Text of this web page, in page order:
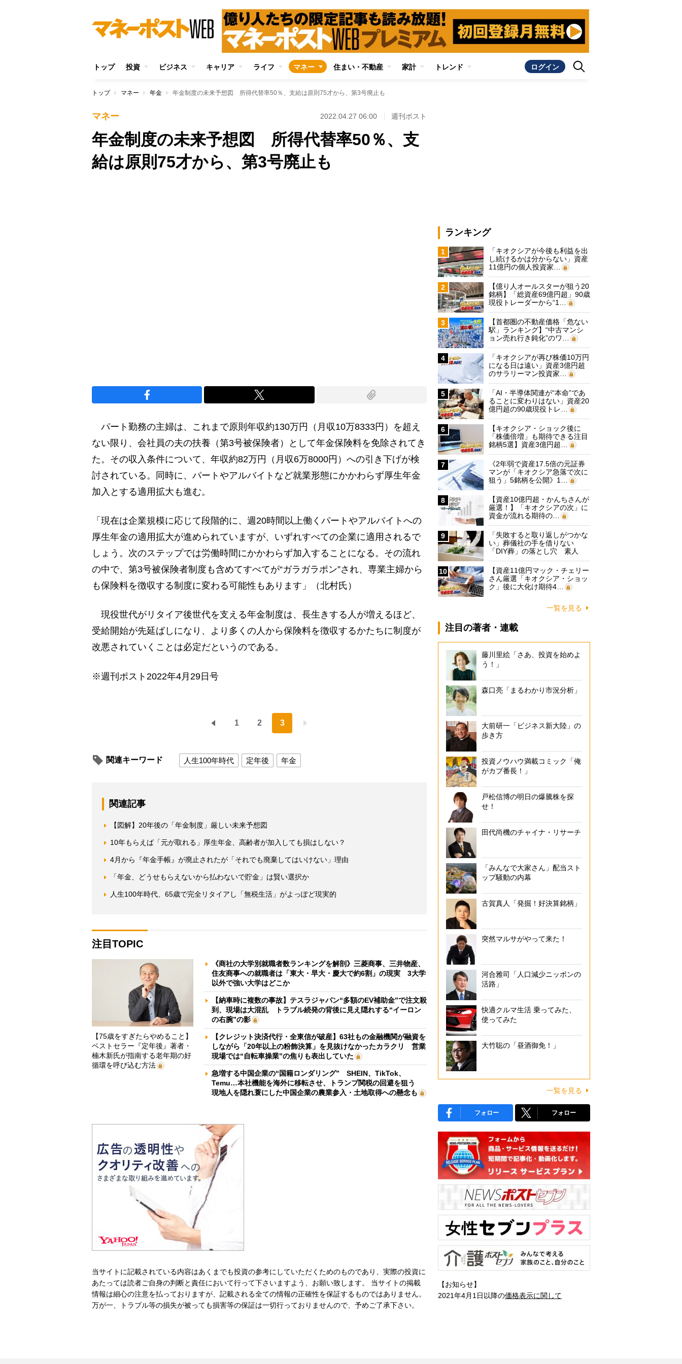
トップ 投資 ビジネス キャリア ライフ マネー 住まい・不動産 家計 トレンド ログイン
トップ マネー 年金 年金制度の未来予想図 所得代替率50％、支給は原則75才から、第3号廃止も
マネー 2022.04.27 06:00 週刊ポスト
年金制度の未来予想図 所得代替率50％、支
給は原則75才から、第3号廃止も
パート勤務の主婦は、これまで原則年収約130万円（月収10万8333円）を超え
ない限り、会社員の夫の扶養（第3号被保険者）として年金保険料を免除されてき
た。その収入条件について、年収約82万円（月収6万8000円）への引き下げが検
討されている。同時に、パートやアルバイトなど就業形態にかかわらず厚生年金
加入とする適用拡大も進む。
「現在は企業規模に応じて段階的に、週20時間以上働くパートやアルバイトへの
厚生年金の適用拡大が進められていますが、いずれすべての企業に適用されるで
しょう。次のステップでは労働時間にかかわらず加入することになる。その流れ
の中で、第3号被保険者制度も含めてすべてが“ガラガラポン”され、専業主婦から
も保険料を徴収する制度に変わる可能性もあります」（北村氏）
現役世代がリタイア後世代を支える年金制度は、長生きする人が増えるほど、
受給開始が先延ばしになり、より多くの人から保険料を徴収するかたちに制度が
改悪されていくことは必定だというのである。
※週刊ポスト2022年4月29日号
1 2 3
関連キーワード 人生100年時代 定年後 年金
関連記事
【図解】20年後の「年金制度」厳しい未来予想図
10年もらえば「元が取れる」厚生年金、高齢者が加入しても損はしない？
4月から『年金手帳』が廃止されたが「それでも廃棄してはいけない」理由
「年金、どうせもらえないから払わないで貯金」は賢い選択か
人生100年時代、65歳で完全リタイアし「無税生活」がよっぽど現実的
注目TOPIC
【75歳をすぎたらやめること】
ベストセラー『定年後』著者・
楠木新氏が指南する老年期の好
循環を呼び込む方法
《商社の大学別就職者数ランキングを解剖》三菱商事、三井物産、
住友商事への就職者は「東大・早大・慶大で約6割」の現実 3大学
以外で強い大学はどこか
【納車時に複数の事故】テスラジャパン“多額のEV補助金”で注文殺
到、現場は大混乱 トラブル続発の背後に見え隠れする“イーロン
の右腕”の影
【クレジット決済代行・全東信が破産】63社もの金融機関が融資を
しながら「20年以上の粉飾決算」を見抜けなかったカラクリ 営業
現場では“自転車操業”の焦りも表出していた
急増する中国企業の“国籍ロンダリング” SHEIN、TikTok、
Temu…本社機能を海外に移転させ、トランプ関税の回避を狙う
現地人を隠れ蓑にした中国企業の農業参入・土地取得への懸念も
当サイトに記載されている内容はあくまでも投資の参考にしていただくためのものであり、実際の投資に
あたっては読者ご自身の判断と責任において行って下さいますよう、お願い致します。 当サイトの掲載
情報は細心の注意を払っておりますが、記載される全ての情報の正確性を保証するものではありません。
万が一、トラブル等の損失が被っても損害等の保証は一切行っておりませんので、予めご了承下さい。
ランキング
1
「キオクシアが今後も利益を出
し続けるかは分からない」資産
11億円の個人投資家…
2
【億り人オールスターが狙う20
銘柄】「総資産69億円超」90歳
現役トレーダーから“1…
3
【首都圏の不動産価格「危ない
駅」ランキング】“中古マンシ
ョン売れ行き鈍化”のワ…
4
「キオクシアが再び株価10万円
になる日は遠い」資産3億円超
のサラリーマン投資家…
5
「AI・半導体関連が“本命”であ
ることに変わりはない」資産20
億円超の90歳現役トレ…
6
【キオクシア・ショック後に
「株価倍増」も期待できる注目
銘柄5選】資産3億円超…
7
《2年弱で資産17.5倍の元証券
マンが「キオクシア急落で次に
狙う」5銘柄を公開》1…
8
【資産10億円超・かんちさんが
厳選！】「キオクシアの次」に
資金が流れる期待の…
9
「失敗すると取り返しがつかな
い」葬儀社の手を借りない
「DIY葬」の落とし穴 素人
に…
10
【資産11億円マック・チェリー
さん厳選「キオクシア・ショッ
ク」後に大化け期待4…
一覧を見る
注目の著者・連載
藤川里絵「さあ、投資を始めよ
う！」
森口亮「まるわかり市況分析」
大前研一「ビジネス新大陸」の
歩き方
投資ノウハウ満載コミック「俺
がカブ番長！」
戸松信博の明日の爆騰株を探
せ！
田代尚機のチャイナ・リサーチ
「みんなで大家さん」配当スト
ップ騒動の内幕
古賀真人「発掘！好決算銘柄」
突然マルサがやって来た！
河合雅司「人口減少ニッポンの
活路」
快適クルマ生活 乗ってみた、
使ってみた
大竹聡の「昼酒御免！」
一覧を見る
フォロー フォロー
【お知らせ】
2021年4月1日以降の価格表示に関して